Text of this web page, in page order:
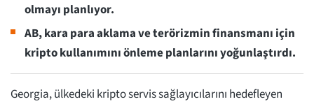
olmayı planlıyor.
AB, kara para aklama ve terörizmin finansmanı için
kripto kullanımını önleme planlarını yoğunlaştırdı.
Georgia, ülkedeki kripto servis sağlayıcılarını hedefleyen